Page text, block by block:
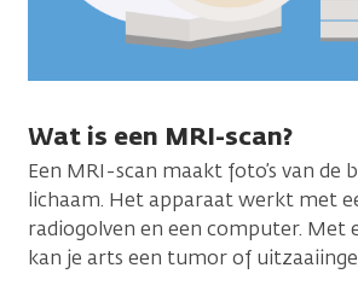
Wat is een MRI-scan?
Een MRI-scan maakt foto’s van de
lichaam. Het apparaat werkt met
radiogolven en een computer. Met
kan je arts een tumor of